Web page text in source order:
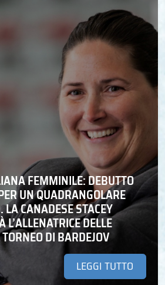
FEMMINILE: DEBUTTO
UN QUADRANGOLARE
CANADESE STACEY
L’ALLENATRICE DELLE
DI BARDEJOV
LEGGI TUTTO